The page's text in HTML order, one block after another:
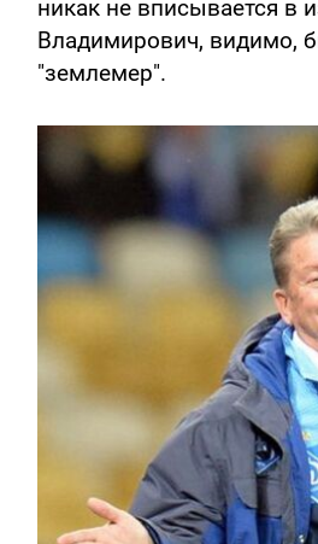
никак не вписывается в
Владимирович, видимо,
"землемер".